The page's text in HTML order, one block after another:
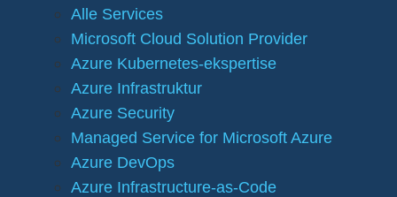
Alle Services
Microsoft Cloud Solution Provider
Azure Kubernetes-ekspertise
Azure Infrastruktur
Azure Security
Managed Service for Microsoft Azure
Azure DevOps
Azure Infrastructure-as-Code